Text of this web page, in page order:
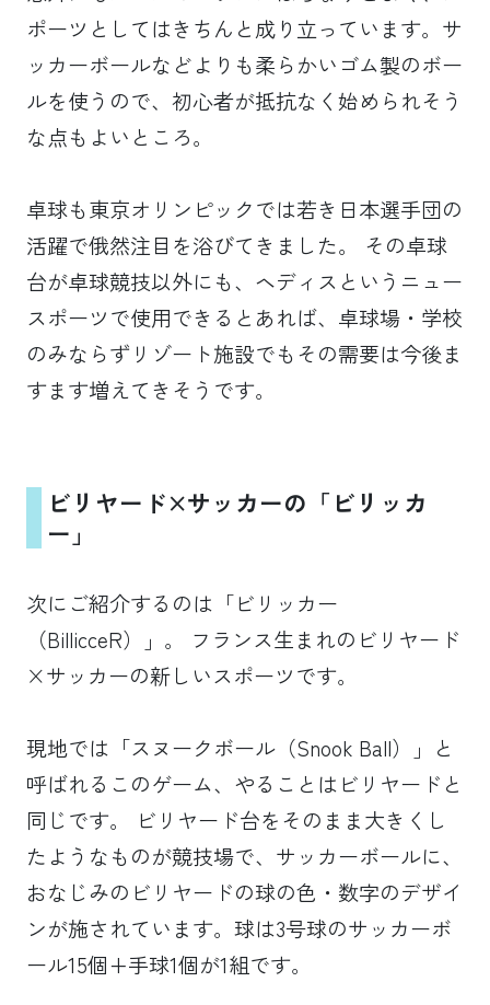
ポーツとしてはきちんと成り立っています。サ
ッカーボールなどよりも柔らかいゴム製のボー
ルを使うので、初心者が抵抗なく始められそう
な点もよいところ。
卓球も東京オリンピックでは若き日本選手団の
活躍で俄然注目を浴びてきました。 その卓球
台が卓球競技以外にも、ヘディスというニュー
スポーツで使用できるとあれば、卓球場・学校
のみならずリゾート施設でもその需要は今後ま
すます増えてきそうです。
ビリヤード×サッカーの「ビリッカ
ー」
次にご紹介するのは「ビリッカー
（BillicceR）」。 フランス生まれのビリヤード
×サッカーの新しいスポーツです。
現地では「スヌークボール（Snook Ball）」と
呼ばれるこのゲーム、やることはビリヤードと
同じです。 ビリヤード台をそのまま大きくし
たようなものが競技場で、サッカーボールに、
おなじみのビリヤードの球の色・数字のデザイ
ンが施されています。球は3号球のサッカーボ
ール15個+手球1個が1組です。